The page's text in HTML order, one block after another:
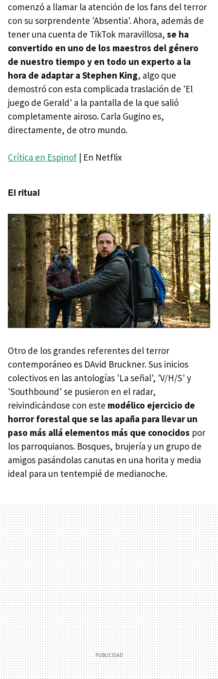
comenzó a llamar la atención de los fans del terror
con su sorprendente 'Absentia'. Ahora, además de
tener una cuenta de TikTok maravillosa, se ha
convertido en uno de los maestros del género
de nuestro tiempo y en todo un experto a la
hora de adaptar a Stephen King, algo que
demostró con esta complicada traslación de 'El
juego de Gerald' a la pantalla de la que salió
completamente airoso. Carla Gugino es,
directamente, de otro mundo.
Crítica en Espinof | En Netflix
El ritual
Otro de los grandes referentes del terror
contemporáneo es DAvid Bruckner. Sus inicios
colectivos en las antologías 'La señal', 'V/H/S' y
'Southbound' se pusieron en el radar,
reivindicándose con este modélico ejercicio de
horror forestal que se las apaña para llevar un
paso más allá elementos más que conocidos por
los parroquianos. Bosques, brujería y un grupo de
amigos pasándolas canutas en una horita y media
ideal para un tentempié de medianoche.